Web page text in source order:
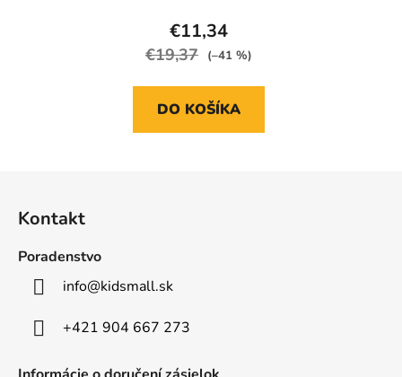
€11,34
€19,37 (–41 %)
DO KOŠÍKA
Kontakt
Poradenstvo
info@kidsmall.sk
+421 904 667 273